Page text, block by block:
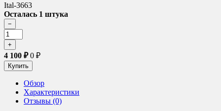
Ital-3663
Осталась 1 штука
4 100 ₽0 ₽
Обзор
Характеристики
Отзывы (0)